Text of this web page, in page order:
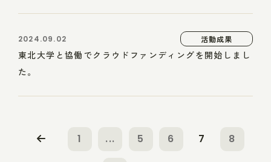
2024.09.02 活動成果
東北大学と協働でクラウドファンディングを開始しまし
た。
1 ... 5 6 7 8